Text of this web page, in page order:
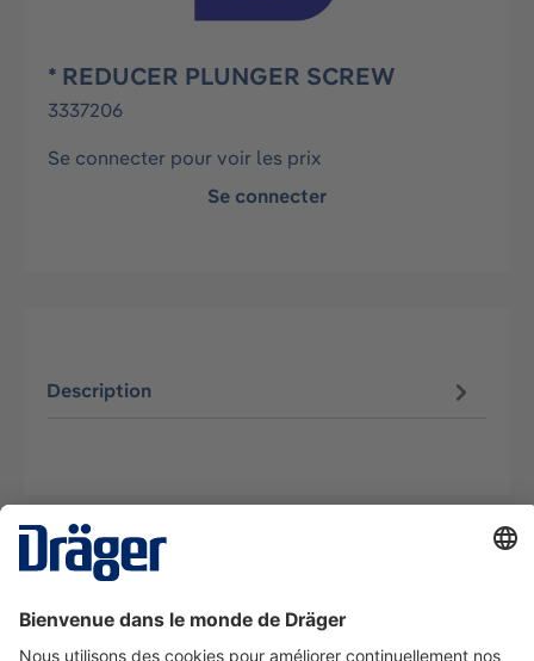
* REDUCER PLUNGER SCREW
3337206
Se connecter pour voir les prix
Se connecter
Description
La technologie